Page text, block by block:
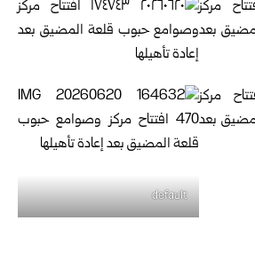
default